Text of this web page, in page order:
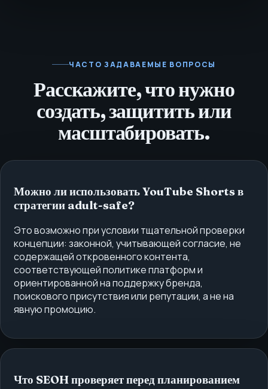
ЧАСТО ЗАДАВАЕМЫЕ ВОПРОСЫ
Расскажите, что нужно
создать, защитить или
масштабировать.
Можно ли использовать YouTube Shorts в
стратегии adult-safe?
Это возможно при условии тщательной проверки
концепции: законной, учитывающей согласие, не
содержащей откровенного контента,
соответствующей политике платформ и
ориентированной на поддержку бренда,
поискового присутствия или репутации, а не на
явную промоцию.
Что SEOH проверяет перед планированием